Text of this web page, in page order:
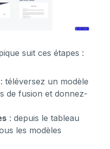
suit ces étapes :
: téléversez un modèle
de fusion et donnez-
: depuis le tableau
les modèles